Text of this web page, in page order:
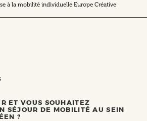
à la mobilité individuelle Europe Créative
ET VOUS SOUHAITEZ
SÉJOUR DE MOBILITÉ AU SEIN
?